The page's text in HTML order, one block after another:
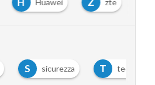
Huawei zte
S sicurezza T tech war